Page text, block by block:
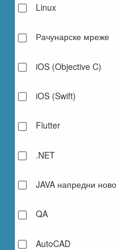
Linux
Рачунарске мреже
iOS (Objective C)
iOS (Swift)
Flutter
.NET
JAVA напредни ново
QA
AutoCAD